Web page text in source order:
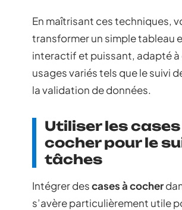
En maîtrisant ces techniques,
transformer un simple tableau
interactif et puissant, adapté à
usages variés tels que le suivi
la validation de données.
Utiliser les
cocher pour le
tâches
Intégrer descases à cocher
s’avère particulièrement utile